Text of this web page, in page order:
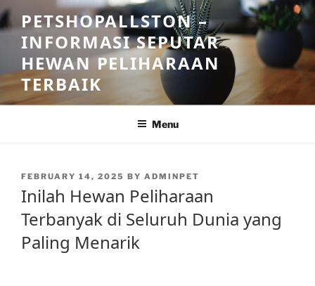
Skip
to
content
PETSHOPALLSTON –
INFORMASI SEPUTAR
HEWAN PELIHARAAN
TERBAIK
Menu
POSTED
FEBRUARY 14, 2025 BY ADMINPET
Inilah Hewan Peliharaan
Terbanyak di Seluruh Dunia yang
Paling Menarik